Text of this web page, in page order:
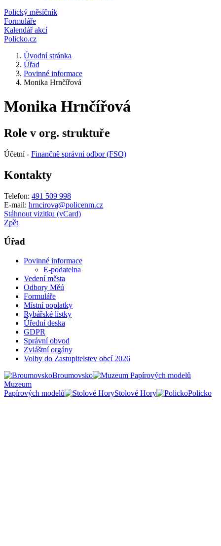
Polický měsíčník
Formuláře
Kalendář akcí
Policko.cz
Úvodní stránka
Úřad
Povinné informace
Monika Hrnčířová
Monika Hrnčířová
Role v org. struktuře
Účetní - Finančně správní odbor (FSO)
Kontakty
Telefon: 491 509 998
E-mail: hrncirova@policenm.cz
Stáhnout vizitku (vCard)
Zpět
Úřad
Povinné informace
E-podatelna
Vedení města
Odbory Měú
Formuláře
Místní poplatky
Rybářské lístky
Úřední deska
GDPR
Správní obvod
Zvláštní orgány
Volby do Zastupitelstev obcí 2026
Broumovsko
Muzeum
Papírových modelů
Stolové Hory Policko